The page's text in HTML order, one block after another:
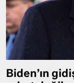
Biden’ın